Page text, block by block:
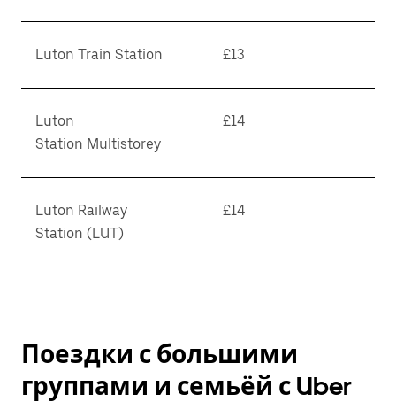
Luton Train Station £13
Luton
Station Multistorey
£14
Luton Railway
Station (LUT)
£14
Поездки с большими
группами и семьёй с Uber